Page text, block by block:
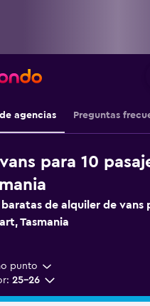
agencias Preguntas
para 10
de alquiler de vans
Tasmania
punto
25-26